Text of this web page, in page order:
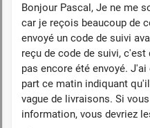
Bonjour Pascal, Je ne me
car je reçois beaucoup de
envoyé un code de suivi
reçu de code de suivi,
pas encore été envoyé.
part ce matin indiquant
vague de livraisons. Si
information, vous devriez